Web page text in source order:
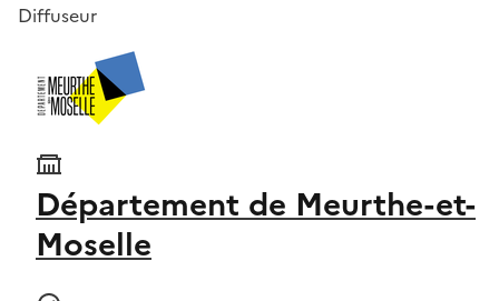
Diffuseur
Département de Meurthe-et-
Moselle